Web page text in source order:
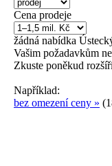
Cena prodeje
žádná nabídka
Vašim požadavkům
Zkuste poněkud
Například:
bez omezení ceny »